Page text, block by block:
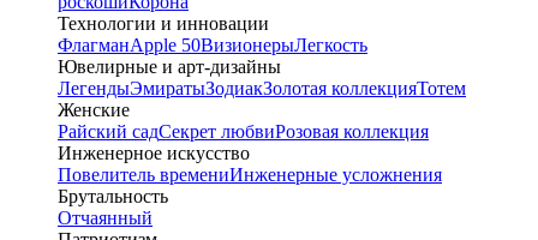
Технологии и инновации
ФлагманApple 50ВизионерыЛегкость
Ювелирные и арт-дизайны
ЛегендыЭмиратыЗодиакЗолотая коллекцияТотем
Женские
Райский садСекрет любвиРозовая коллекция
Инженерное искусство
Повелитель времениИнженерные усложнения
Брутальность
Отчаянный